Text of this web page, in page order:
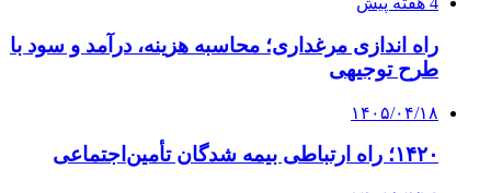
خرید بهترین قهوه | خرید قهوه | قهوه گرنیکا کافی
صندوق طلا
صندوق طلا